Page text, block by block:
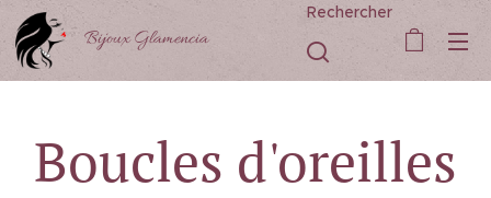
Bijoux Glamencia
Rechercher
Boucles d'oreilles